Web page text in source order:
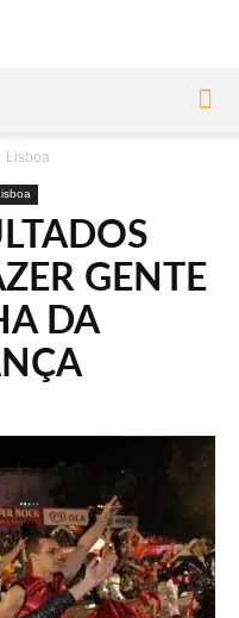
Lisboa
GENTE
DA